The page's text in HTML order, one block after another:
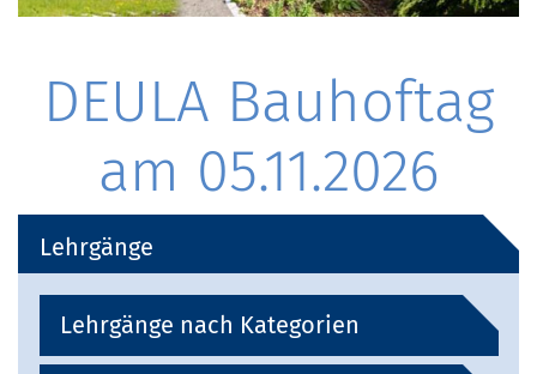
DEULA Bauhoftag
am 05.11.2026
Lehrgänge
Lehrgänge nach Kategorien